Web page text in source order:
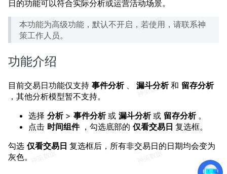
日的功能可以符合实际分析或运营活动场景。
本功能为高级功能，默认不开启，若使用，请联系神
策工作人员。
功能介绍
目前交易日功能仅支持 事件分析 、 漏斗分析和 留存分析
，其他分析模型暂不支持。
选择 分析 > 事件分析或 漏斗分析或 留存分析 。
点击 时间组件 ，勾选底部的 仅看交易日 复选框。
勾选 仅看交易日 复选框后，所有非交易日的日期均会变为
灰色。